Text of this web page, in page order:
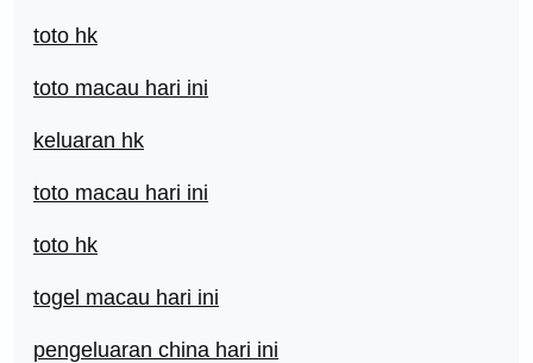
toto hk
toto macau hari ini
keluaran hk
toto macau hari ini
toto hk
togel macau hari ini
pengeluaran china hari ini